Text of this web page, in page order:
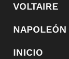
VOLTAIRE
INICIO